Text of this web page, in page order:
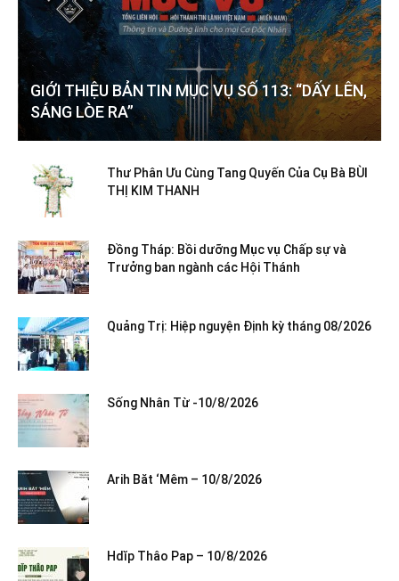
GIỚI THIỆU BẢN TIN MỤC VỤ SỐ 113: “DẤY LÊN,
SÁNG LÒE RA”
Thư Phân Ưu Cùng Tang Quyến Của Cụ Bà BÙI
THỊ KIM THANH
Đồng Tháp: Bồi dưỡng Mục vụ Chấp sự và
Trưởng ban ngành các Hội Thánh
Quảng Trị: Hiệp nguyện Định kỳ tháng 08/2026
Sống Nhân Từ -10/8/2026
Arih Băt ‘Mêm – 10/8/2026
Hdĭp Thâo Pap – 10/8/2026